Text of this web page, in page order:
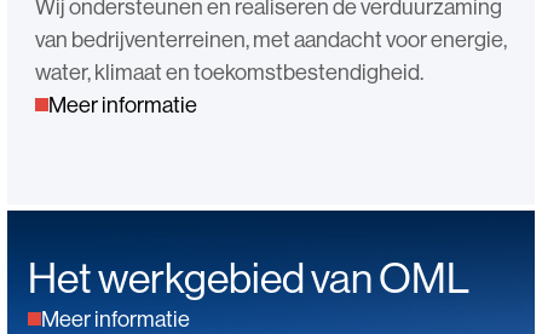
Wij ondersteunen en realiseren de verduurzaming
van bedrijventerreinen, met aandacht voor energie,
water, klimaat en toekomstbestendigheid.
Meer informatie
Het werkgebied van OML
Meer informatie